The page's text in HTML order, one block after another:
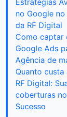
Estratégias
no Google
da RF Digital
Como captar
Google Ads
Agência de
Quanto
RF Digital:
coberturas
Sucesso